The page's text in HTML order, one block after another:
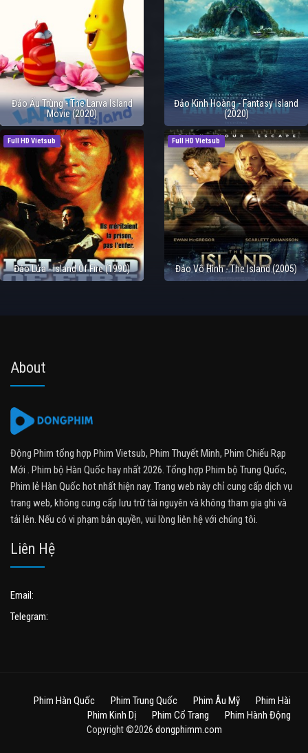
Đảo Ấu Trùng - The Larva Island
Movie (2020)
Đảo Kinh Hoàng - Fantasy Island
(2020)
Full HD Vietsub
Đảo Lửa - Island Of Fire (1990)
Full HD Vietsub
Đảo Vô Hình - The Island (2005)
About
Động Phim tổng hợp Phim Vietsub, Phim Thuyết Minh, Phim Chiếu Rạp
Mới . Phim bộ Hàn Quốc hay nhất 2026. Tổng hợp Phim bộ Trung Quốc,
Phim lẻ Hàn Quốc hot nhất hiện nay. Trang web này chỉ cung cấp dịch vụ
trang web, không cung cấp lưu trữ tài nguyên và không tham gia ghi và
tải lên. Nếu có vi phạm bản quyền, vui lòng liên hệ với chúng tôi.
Liên Hệ
Email:
Telegram:
Phim Hàn Quốc Phim Trung Quốc Phim Âu Mỹ
Phim Hài
Phim Kinh Dị
Phim Cổ Trang Phim Hành Động
Copyright ©2026 dongphimm.com